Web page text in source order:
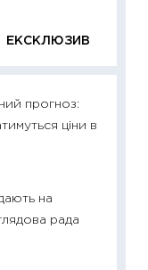
ЕКСКЛЮЗИВ
прогноз:
ціни в
на
рада